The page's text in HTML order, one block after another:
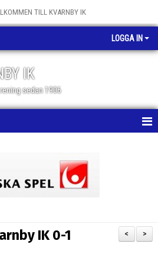
TILL KVARNBY IK
LOGGA IN
IK
sedan 1906
>
<
IK 0-1